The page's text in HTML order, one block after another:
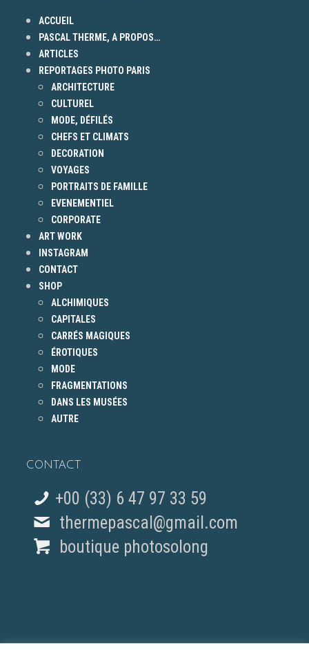
ACCUEIL
PASCAL THERME, A PROPOS…
ARTICLES
REPORTAGES PHOTO PARIS
ARCHITECTURE
CULTUREL
MODE, DÉFILÉS
CHEFS ET CLIMATS
DECORATION
VOYAGES
PORTRAITS DE FAMILLE
EVENEMENTIEL
CORPORATE
ART WORK
INSTAGRAM
CONTACT
SHOP
ALCHIMIQUES
CAPITALES
CARRÉS MAGIQUES
ÉROTIQUES
MODE
FRAGMENTATIONS
DANS LES MUSÉES
AUTRE
CONTACT
+00 (33) 6 47 97 33 59
thermepascal@gmail.com
boutique photosolong